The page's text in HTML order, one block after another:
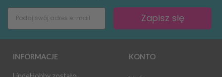
Zapisz się
INFORMACJE KONTO